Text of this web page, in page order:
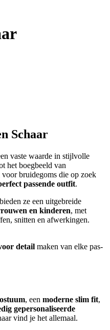
Schaar
vaste waarde in stijlvolle
het boegbeeld van
bruidegoms die op zoek
passende outfit.
bieden ze een uitgebreide
en kinderen, met
snitten en afwerkingen.
detail maken van elke pas-
, een moderne slim fit,
gepersonaliseerde
vind je het allemaal.